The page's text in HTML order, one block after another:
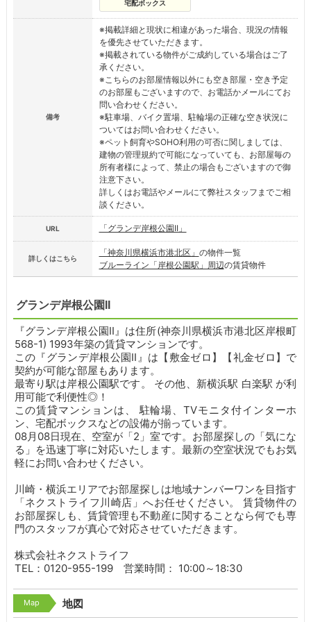
宅配ボックス
備考
※掲載詳細と現状に相違があった場合、現況の情報
を優先させていただきます。
※掲載されている物件がご成約している場合はご了
承ください。
※こちらのお部屋情報以外にも空き部屋・空き予定
のお部屋もございますので、お電話かメールにてお
問い合わせください。
※駐車場、バイク置場、駐輪場の正確な空き状況に
ついてはお問い合わせください。
※ペット飼育やSOHO利用の可否に関しましては、
建物の管理規約で可能になっていても、お部屋毎の
所有者様によって、禁止の場合もございますので御
注意下さい。
詳しくはお電話やメールにて弊社スタッフまでご相
談ください。
URL 「グランデ岸根公園II」
詳しくはこちら
「神奈川県横浜市港北区」 の物件一覧
ブルーライン「岸根公園駅」周辺の賃貸物件
グランデ岸根公園II
『グランデ岸根公園II』は住所(神奈川県横浜市港北区岸根町
568-1) 1993年築の賃貸マンションです。
この『グランデ岸根公園II』は【敷金ゼロ】【礼金ゼロ】で
契約が可能な部屋もあります。
最寄り駅は岸根公園駅です。 その他、新横浜駅 白楽駅 が利
用可能で利便性◎！
この賃貸マンションは、 駐輪場、TVモニタ付インターホ
ン、宅配ボックスなどの設備が揃っています。
08月08日現在、空室が「2」室です。お部屋探しの「気にな
る」を迅速丁寧に対応いたします。最新の空室状況でもお気
軽にお問い合わせください。
川崎・横浜エリアでお部屋探しは地域ナンバーワンを目指す
「ネクストライフ川崎店」へお任せください。 賃貸物件の
お部屋探しも、賃貸管理も不動産に関することなら何でも専
門のスタッフが真心で対応させていただきます。
株式会社ネクストライフ
TEL：0120-955-199 営業時間： 10:00～18:30
Map 地図